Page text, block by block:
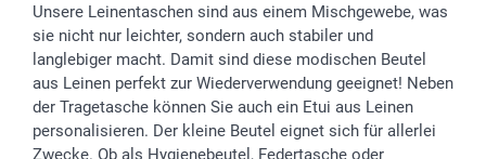
Geschenk-Gutscheine (PDF)
Partnerprogramme
Investor Relations
B2B smartbusiness
Widerrufsrecht
Hochzeit
Geburtstag
Geburt
Zu allen Anlässen
Zahlungsmöglichkeiten
Anmelden /Registrieren
Sitemap
Status der Bestellung
smartfriends
Unsere Leinentaschen sind aus einem Mischgewebe, was
sie nicht nur leichter, sondern auch stabiler und
langlebiger macht. Damit sind diese modischen Beutel
aus Leinen perfekt zur Wiederverwendung geeignet! Neben
der Tragetasche können Sie auch ein Etui aus Leinen
personalisieren. Der kleine Beutel eignet sich für allerlei
Zwecke. Ob als Hygienebeutel, Federtasche oder